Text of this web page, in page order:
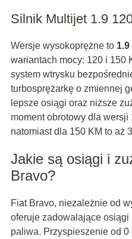
Silnik Multijet 1.9
Wersje wysokoprężne to
wariantach mocy: 120 i 150
system wtrysku
turbosprężarkę o zmiennej
lepsze osiągi oraz niższe
moment obrotowy dla
natomiast dla 150 KM to aż
Jakie są osiągi i
Bravo?
Fiat Bravo, niezależnie od
oferuje zadowalające
paliwa. Przyspieszenie od